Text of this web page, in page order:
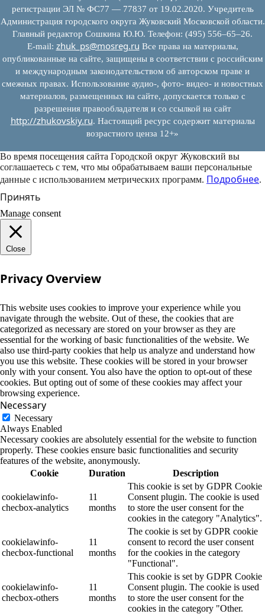
регистрации ЭЛ № ФС77 — 77837 от 19.02.2020. Учредитель
Администрация городского округа Жуковский Московской области.
Главный редактор Сошкина Ю.Ю. Телефон: (495) 556–65–26.
E‑mail: zhuk_ps@mosreg.ru Все права на материалы,
опубликованные на сайте, защищены в соответствии с российским
и международным законодательством об авторском праве и
смежных правах. Использование аудио-, фото- видео- и новостных
материалов, размещенных на сайте, допускается только с
разрешения правообладателя и со ссылкой на сайт
http://zhukovskiy.ru. Настоящий ресурс содержит материалы
возрастного ценза 12+»
Во время посещения сайта Городской округ Жуковский вы
соглашаетесь с тем, что мы обрабатываем ваши персональные
данные с использованием метрических программ. Подробнее.
Принять
Manage consent
Close
Privacy Overview
This website uses cookies to improve your experience while you
navigate through the website. Out of these, the cookies that are
categorized as necessary are stored on your browser as they are
essential for the working of basic functionalities of the website. We
also use third-party cookies that help us analyze and understand how
you use this website. These cookies will be stored in your browser
only with your consent. You also have the option to opt-out of these
cookies. But opting out of some of these cookies may affect your
browsing experience.
Necessary
Necessary
Always Enabled
Necessary cookies are absolutely essential for the website to function
properly. These cookies ensure basic functionalities and security
features of the website, anonymously.
Cookie
Duration Description
cookielawinfo-
checbox-analytics
11
months
This cookie is set by GDPR Cookie
Consent plugin. The cookie is used
to store the user consent for the
cookies in the category "Analytics".
cookielawinfo-
checbox-functional
11
months
The cookie is set by GDPR cookie
consent to record the user consent
for the cookies in the category
"Functional".
cookielawinfo-
checbox-others
11
months
This cookie is set by GDPR Cookie
Consent plugin. The cookie is used
to store the user consent for the
cookies in the category "Other.